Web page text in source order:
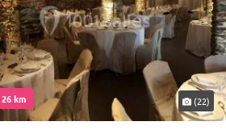
km (22)